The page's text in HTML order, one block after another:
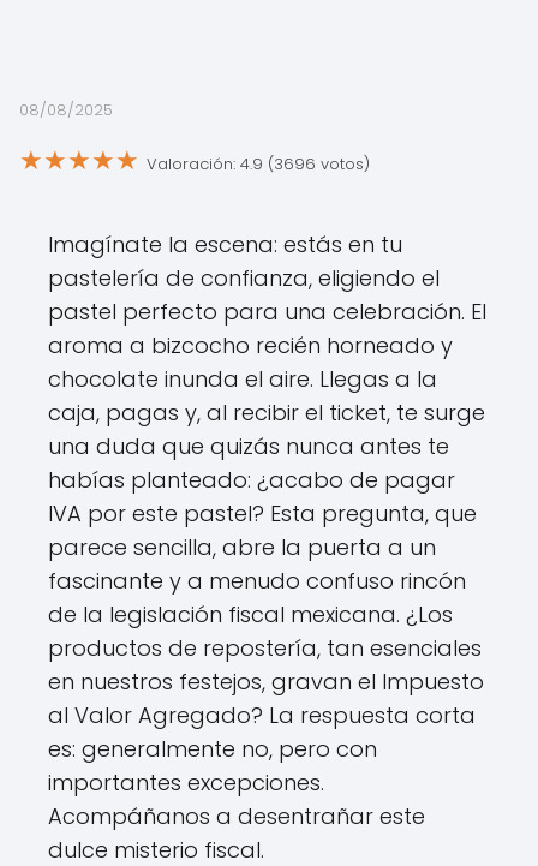
08/08/2025
★★★★★ Valoración: 4.9 (3696 votos)
Imagínate la escena: estás en tu
pastelería de confianza, eligiendo el
pastel perfecto para una celebración. El
aroma a bizcocho recién horneado y
chocolate inunda el aire. Llegas a la
caja, pagas y, al recibir el ticket, te surge
una duda que quizás nunca antes te
habías planteado: ¿acabo de pagar
IVA por este pastel? Esta pregunta, que
parece sencilla, abre la puerta a un
fascinante y a menudo confuso rincón
de la legislación fiscal mexicana. ¿Los
productos de repostería, tan esenciales
en nuestros festejos, gravan el Impuesto
al Valor Agregado? La respuesta corta
es: generalmente no, pero con
importantes excepciones.
Acompáñanos a desentrañar este
dulce misterio fiscal.